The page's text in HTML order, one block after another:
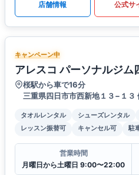
店舗情報 公式サ
キャンペーン中
アレスコ パーソナルジム
桜駅から車で16分
三重県四日市市西新地１３−１３
タオルレンタル シューズレンタル
レッスン振替可
キャンセル可 駐
営業時間
月曜日から土曜日 9:00〜22:00